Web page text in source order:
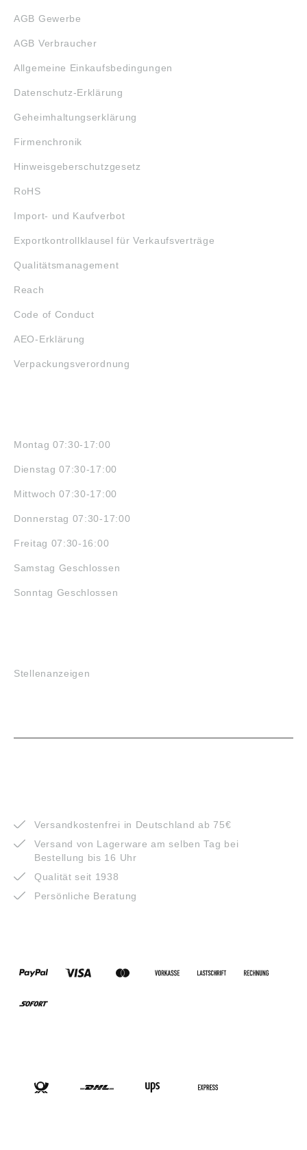
AGB Gewerbe
AGB Verbraucher
Allgemeine Einkaufsbedingungen
Datenschutz-Erklärung
Geheimhaltungserklärung
Firmenchronik
Hinweisgeberschutzgesetz
RoHS
Import- und Kaufverbot
Exportkontrollklausel für Verkaufsverträge
Qualitätsmanagement
Reach
Code of Conduct
AEO-Erklärung
Verpackungsverordnung
Montag 07:30-17:00
Dienstag 07:30-17:00
Mittwoch 07:30-17:00
Donnerstag 07:30-17:00
Freitag 07:30-16:00
Samstag Geschlossen
Sonntag Geschlossen
Stellenanzeigen
Versandkostenfrei in Deutschland ab 75€
Versand von Lagerware am selben Tag bei
Bestellung bis 16 Uhr
Qualität seit 1938
Persönliche Beratung